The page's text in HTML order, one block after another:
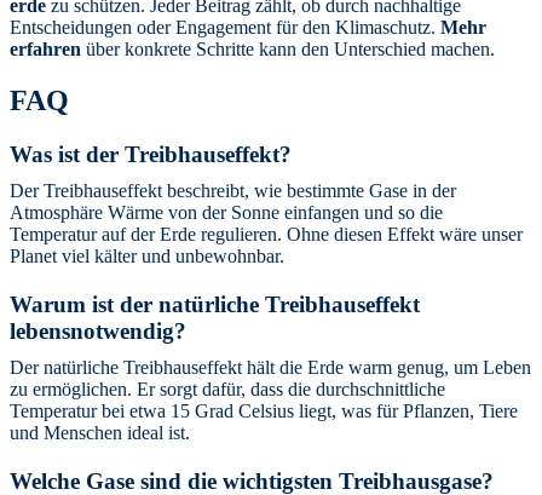
erde zu schützen. Jeder Beitrag zählt, ob durch nachhaltige
Entscheidungen oder Engagement für den Klimaschutz. Mehr
erfahren über konkrete Schritte kann den Unterschied machen.
FAQ
Was ist der Treibhauseffekt?
Der Treibhauseffekt beschreibt, wie bestimmte Gase in der
Atmosphäre Wärme von der Sonne einfangen und so die
Temperatur auf der Erde regulieren. Ohne diesen Effekt wäre unser
Planet viel kälter und unbewohnbar.
Warum ist der natürliche Treibhauseffekt
lebensnotwendig?
Der natürliche Treibhauseffekt hält die Erde warm genug, um Leben
zu ermöglichen. Er sorgt dafür, dass die durchschnittliche
Temperatur bei etwa 15 Grad Celsius liegt, was für Pflanzen, Tiere
und Menschen ideal ist.
Welche Gase sind die wichtigsten Treibhausgase?